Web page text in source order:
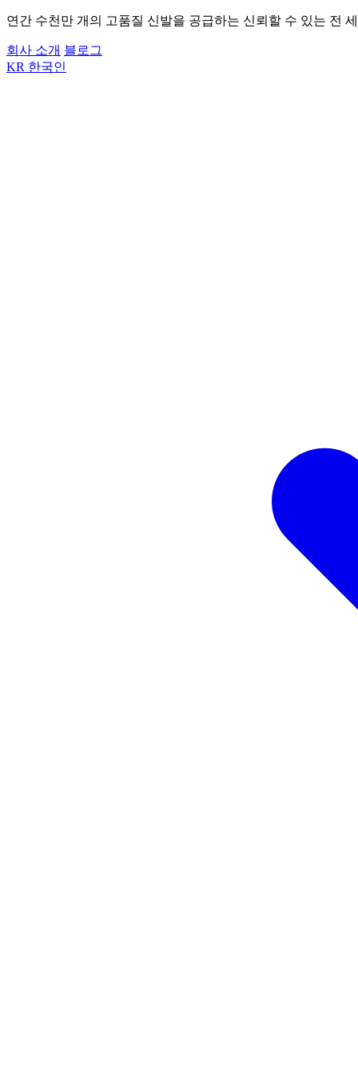
연간 수천만 개의 고품질 신발을 공급하는 신뢰할 수 있는 전
회사 소개 블로그
KR 한국인